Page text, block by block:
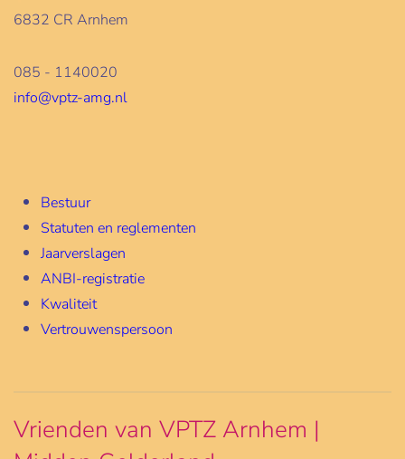
6832 CR Arnhem
085 - 1140020
info@vptz-amg.nl
Bestuur
Statuten en reglementen
Jaarverslagen
ANBI-registratie
Kwaliteit
Vertrouwenspersoon
Vrienden van VPTZ Arnhem |